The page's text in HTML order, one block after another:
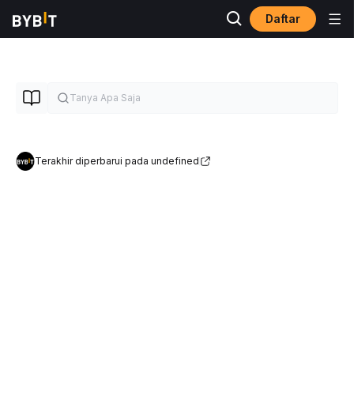
Daftar
Terakhir diperbarui pada undefined